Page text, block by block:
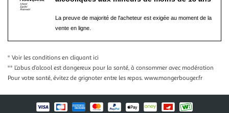
La preuve de majorité de l'acheteur est exigée au moment de la
vente en ligne.
* Voir les conditions en cliquant ici
** L’abus d’alcool est dangereux pour la santé, à consommer avec modération
Pour votre santé, évitez de grignoter entre les repas. www.mangerbouger.fr